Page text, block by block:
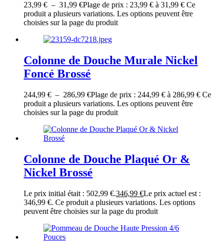
23,99 € – 31,99 €Plage de prix : 23,99 € à 31,99 € Ce
produit a plusieurs variations. Les options peuvent être
choisies sur la page du produit
Colonne de Douche Murale Nickel
Foncé Brossé
244,99 € – 286,99 €Plage de prix : 244,99 € à 286,99 € Ce
produit a plusieurs variations. Les options peuvent être
choisies sur la page du produit
Colonne de Douche Plaqué Or &
Nickel Brossé
Le prix initial était : 502,99 €.346,99 €Le prix actuel est :
346,99 €. Ce produit a plusieurs variations. Les options
peuvent être choisies sur la page du produit